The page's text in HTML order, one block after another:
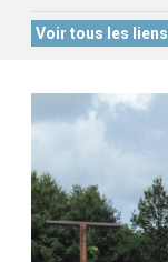
Voir tous les liens